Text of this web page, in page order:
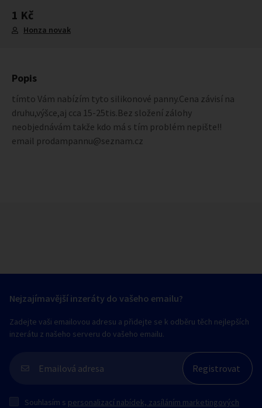
1 Kč
Honza novak
Popis
tímto Vám nabízím tyto silikonové panny.Cena závisí na
druhu,výšce,aj cca 15-25tis.Bez složení zálohy
neobjednávám takže kdo má s tím problém nepište!!
email prodampannu@seznam.cz
Nejzajímavější inzeráty do vašeho emailu?
Zadejte vaši emailovou adresu a přidejte se k odběru těch nejlepších
inzerátu z našeho serveru do vašeho emailu.
Souhlasím s personalizací nabídek, zasíláním marketingových